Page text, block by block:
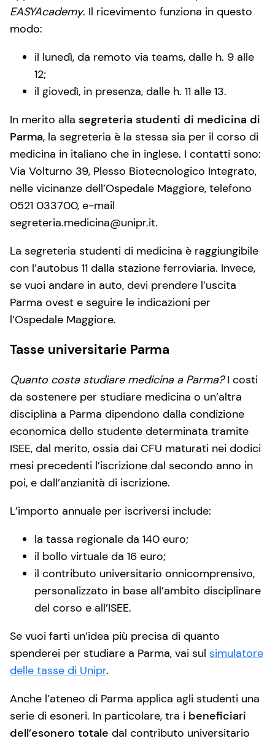
EASYAcademy. Il ricevimento funziona in questo
modo:
il lunedì, da remoto via teams, dalle h. 9 alle
12;
il giovedì, in presenza, dalle h. 11 alle 13.
In merito alla segreteria studenti di medicina di
Parma, la segreteria è la stessa sia per il corso di
medicina in italiano che in inglese. I contatti sono:
Via Volturno 39, Plesso Biotecnologico Integrato,
nelle vicinanze dell’Ospedale Maggiore, telefono
0521 033700, e-mail
segreteria.medicina@unipr.it.
La segreteria studenti di medicina è raggiungibile
con l’autobus 11 dalla stazione ferroviaria. Invece,
se vuoi andare in auto, devi prendere l’uscita
Parma ovest e seguire le indicazioni per
l’Ospedale Maggiore.
Tasse universitarie Parma
Quanto costa studiare medicina a Parma?I costi
da sostenere per studiare medicina o un’altra
disciplina a Parma dipendono dalla condizione
economica dello studente determinata tramite
ISEE, dal merito, ossia dai CFU maturati nei dodici
mesi precedenti l’iscrizione dal secondo anno in
poi, e dall’anzianità di iscrizione.
L’importo annuale per iscriversi include:
la tassa regionale da 140 euro;
il bollo virtuale da 16 euro;
il contributo universitario onnicomprensivo,
personalizzato in base all’ambito disciplinare
del corso e all’ISEE.
Se vuoi farti un’idea più precisa di quanto
spenderei per studiare a Parma, vai sul simulatore
delle tasse di Unipr.
Anche l’ateneo di Parma applica agli studenti una
serie di esoneri. In particolare, tra i beneficiari
dell’esonero totale dal contributo universitario